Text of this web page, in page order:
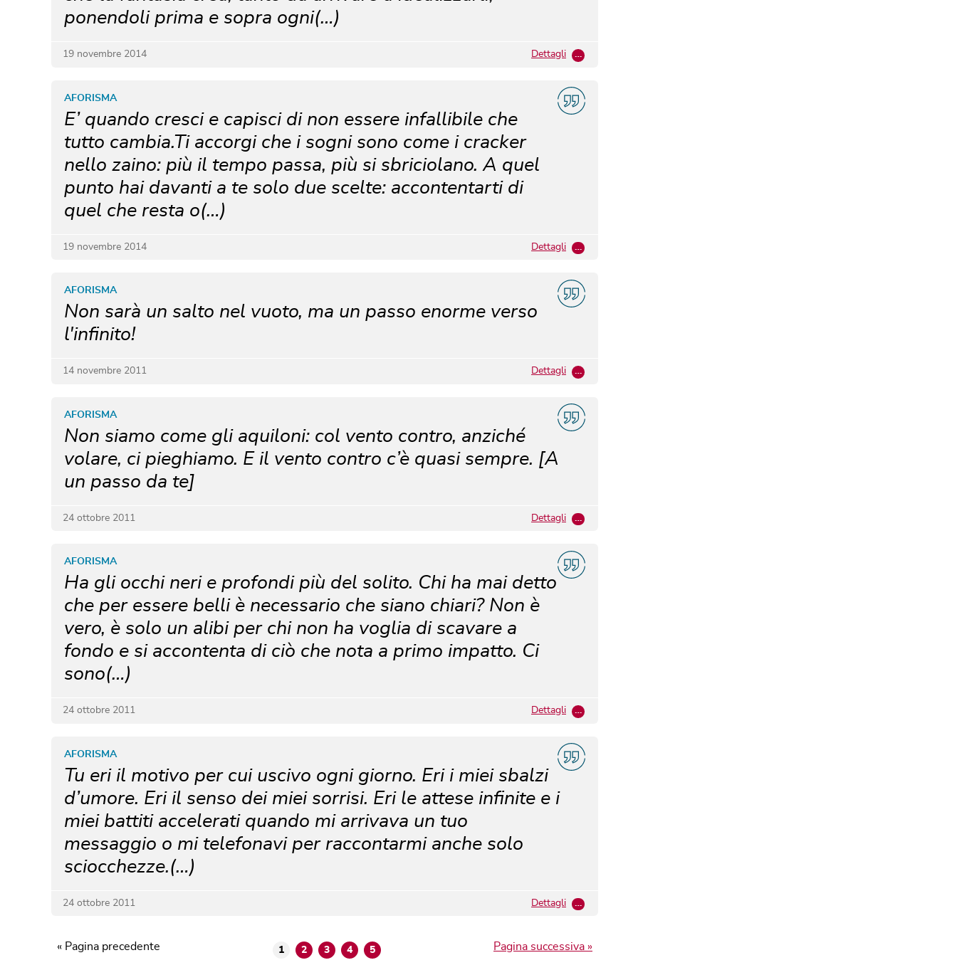
ponendoli prima e sopra ogni(…)
19 novembre 2014 Dettagli …
E’ quando cresci e capisci di non essere infallibile che
tutto cambia.Ti accorgi che i sogni sono come i cracker
nello zaino: più il tempo passa, più si sbriciolano. A quel
punto hai davanti a te solo due scelte: accontentarti di
quel che resta o(…)
AFORISMA
19 novembre 2014 Dettagli …
Non sarà un salto nel vuoto, ma un passo enorme verso
l'infinito!
AFORISMA
14 novembre 2011 Dettagli …
Non siamo come gli aquiloni: col vento contro, anziché
volare, ci pieghiamo. E il vento contro c’è quasi sempre. [A
un passo da te]
AFORISMA
24 ottobre 2011 Dettagli …
Ha gli occhi neri e profondi più del solito. Chi ha mai detto
che per essere belli è necessario che siano chiari? Non è
vero, è solo un alibi per chi non ha voglia di scavare a
fondo e si accontenta di ciò che nota a primo impatto. Ci
sono(…)
AFORISMA
24 ottobre 2011 Dettagli …
Tu eri il motivo per cui uscivo ogni giorno. Eri i miei sbalzi
d’umore. Eri il senso dei miei sorrisi. Eri le attese infinite e i
miei battiti accelerati quando mi arrivava un tuo
messaggio o mi telefonavi per raccontarmi anche solo
sciocchezze.(…)
AFORISMA
24 ottobre 2011 Dettagli …
1 2 3 4 5
« Pagina precedente Pagina successiva »